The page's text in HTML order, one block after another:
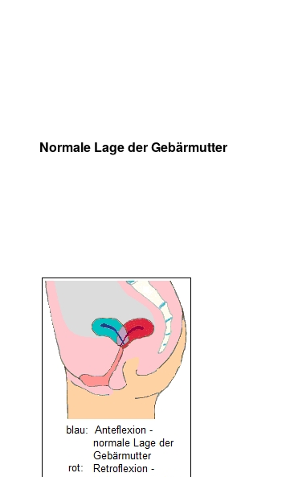
Normale Lage der Gebärmutter